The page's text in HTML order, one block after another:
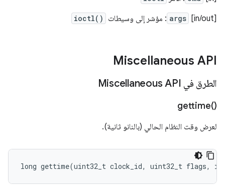
[in/out]
args : مؤشر إلى وسيطات ioctl()
Miscellaneous API
الطرق في Miscellaneous API
gettime()‎
لعرض وقت النظام الحالي (بالنانو ثانية).
long gettime(uint32_t clock_id, uint32_t flags,